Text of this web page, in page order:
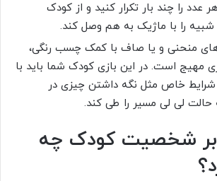
عدد را چند بار تکرار کنید و از کودک
شبیه را با ماژیک به هم وصل کند.
منحنی و یا صاف با کمک چسب رنگی،
مهیج است. در این بازی کودک شما باید با
شرایط خاص مثل نگه داشتن چیزی در
لی لی مسیر را طی کند.
بر شخصیت کودک چه